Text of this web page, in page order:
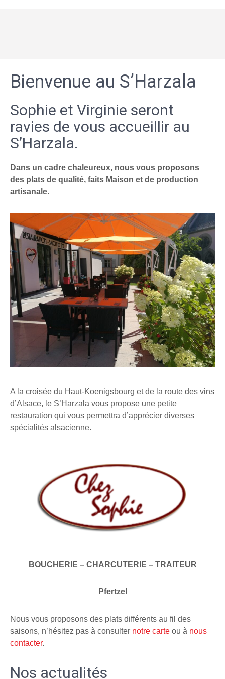
Bienvenue au S’Harzala
Sophie et Virginie seront
ravies de vous accueillir au
S’Harzala.
Dans un cadre chaleureux, nous vous proposons
des plats de qualité, faits Maison et de production
artisanale.
A la croisée du Haut-Koenigsbourg et de la route des vins
d’Alsace, le S’Harzala vous propose une petite
restauration qui vous permettra d’apprécier diverses
spécialités alsacienne.
BOUCHERIE – CHARCUTERIE – TRAITEUR
Pfertzel
Nous vous proposons des plats différents au fil des
saisons, n’hésitez pas à consulter notre carte ou à nous
contacter.
Nos actualités